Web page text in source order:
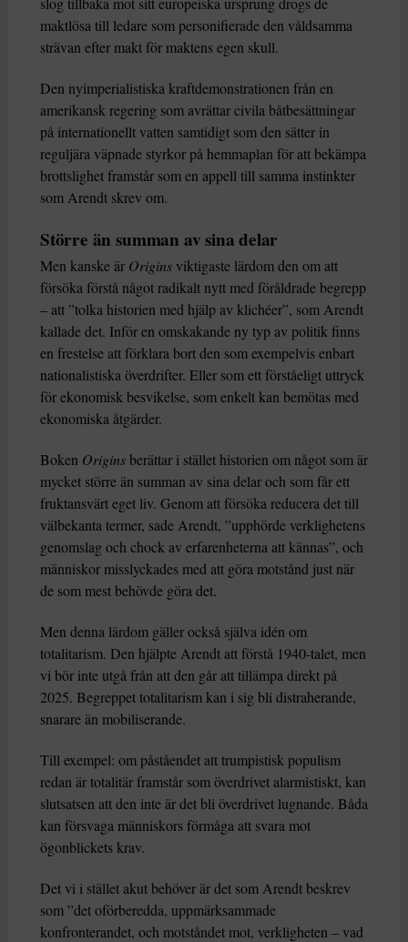
maktlösa till ledare som personifierade den våldsamma
strävan efter makt för maktens egen skull.
Den nyimperialistiska kraftdemonstrationen från en
amerikansk regering som avrättar civila båtbesättningar
på internationellt vatten samtidigt som den sätter in
reguljära väpnade styrkor på hemmaplan för att bekämpa
brottslighet framstår som en appell till samma instinkter
som Arendt skrev om.
Större än summan av sina delar
Men kanske är Origins viktigaste lärdom den om att
försöka förstå något radikalt nytt med föråldrade begrepp
– att ”tolka historien med hjälp av klichéer”, som Arendt
kallade det. Inför en omskakande ny typ av politik finns
en frestelse att förklara bort den som exempelvis enbart
nationalistiska överdrifter. Eller som ett förståeligt uttryck
för ekonomisk besvikelse, som enkelt kan bemötas med
ekonomiska åtgärder.
Boken Originsberättar i stället historien om något som är
mycket större än summan av sina delar och som får ett
fruktansvärt eget liv. Genom att försöka reducera det till
välbekanta termer, sade Arendt, ”upphörde verklighetens
genomslag och chock av erfarenheterna att kännas”, och
människor misslyckades med att göra motstånd just när
de som mest behövde göra det.
Men denna lärdom gäller också själva idén om
totalitarism. Den hjälpte Arendt att förstå 1940-talet, men
vi bör inte utgå från att den går att tillämpa direkt på
2025. Begreppet totalitarism kan i sig bli distraherande,
snarare än mobiliserande.
Till exempel: om påståendet att trumpistisk populism
redan är totalitär framstår som överdrivet alarmistiskt, kan
slutsatsen att den inte är det bli överdrivet lugnande. Båda
kan försvaga människors förmåga att svara mot
ögonblickets krav.
Det vi i stället akut behöver är det som Arendt beskrev
som ”det oförberedda, uppmärksammade
konfronterandet, och motståndet mot, verkligheten – vad